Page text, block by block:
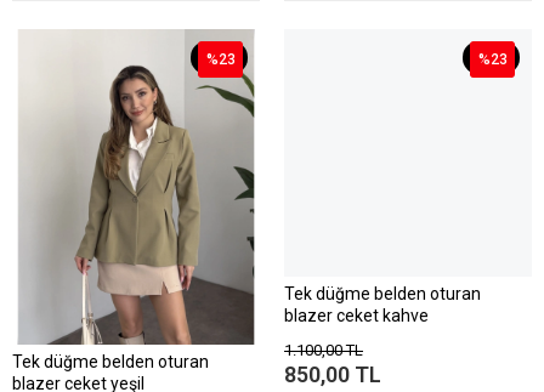
%23
Tek düğme belden oturan
blazer ceket yeşil
%23 %23
Tek düğme belden oturan
blazer ceket kahve
%23
1.100,00 TL
850,00 TL